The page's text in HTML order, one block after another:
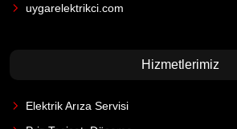
uygarelektrikci.com
Hizmetlerimiz
Elektrik Arıza Servisi